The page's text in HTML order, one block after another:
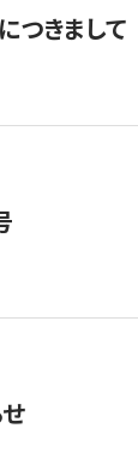
つきまして